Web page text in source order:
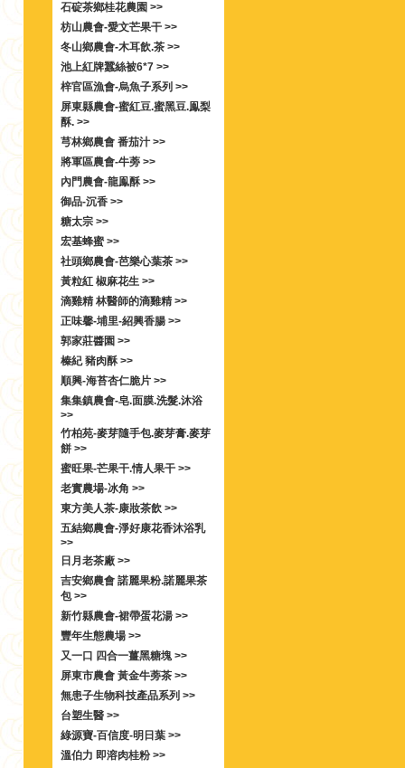
石碇茶鄉桂花農園 >>
枋山農會-愛文芒果干 >>
冬山鄉農會-木耳飲.茶 >>
池上紅牌蠶絲被6*7 >>
梓官區漁會-烏魚子系列 >>
屏東縣農會-蜜紅豆.蜜黑豆.鳯梨
酥. >>
芎林鄉農會 番茄汁 >>
將軍區農會-牛蒡 >>
內門農會-龍鳯酥 >>
御品-沉香 >>
糖太宗 >>
宏基蜂蜜 >>
社頭鄉農會-芭樂心葉茶 >>
黃粒紅 椒麻花生 >>
滴雞精 林醫師的滴雞精 >>
正味馨-埔里-紹興香腸 >>
郭家莊醬園 >>
榛紀 豬肉酥 >>
順興-海苔杏仁脆片 >>
集集鎮農會-皂.面膜.洗髮.沐浴
>>
竹柏苑-麥芽隨手包.麥芽膏.麥芽
餅 >>
蜜旺果-芒果干.情人果干 >>
老實農場-冰角 >>
東方美人茶-康妝茶飲 >>
五結鄉農會-淨好康花香沐浴乳
>>
日月老茶廠 >>
吉安鄉農會 諾麗果粉.諾麗果茶
包 >>
新竹縣農會-裙帶蛋花湯 >>
豐年生態農場 >>
又一口 四合一薑黑糖塊 >>
屏東市農會 黃金牛蒡茶 >>
無患子生物科技產品系列 >>
台塑生醫 >>
綠源寶-百信度-明日葉 >>
溫伯力 即溶肉桂粉 >>